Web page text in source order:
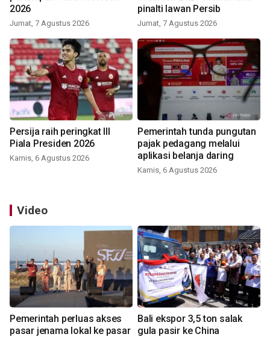
2026
Jumat, 7 Agustus 2026
pinalti lawan Persib
Jumat, 7 Agustus 2026
Persija raih peringkat III
Piala Presiden 2026
Kamis, 6 Agustus 2026
Pemerintah tunda pungutan
pajak pedagang melalui
aplikasi belanja daring
Kamis, 6 Agustus 2026
Video
Pemerintah perluas akses
pasar jenama lokal ke pasar
Bali ekspor 3,5 ton salak
gula pasir ke China